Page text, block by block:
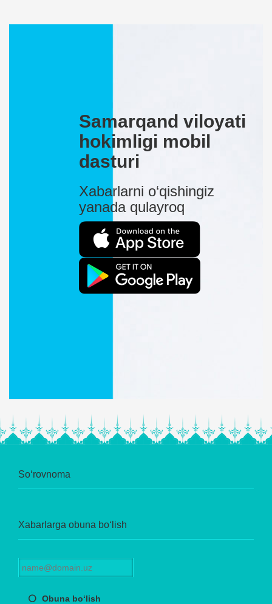
Samarqand viloyati
hokimligi mobil
dasturi
Xabarlarni o‘qishingiz
yanada qulayroq
So‘rovnoma
Xabarlarga obuna bo‘lish
Obuna bo‘lish